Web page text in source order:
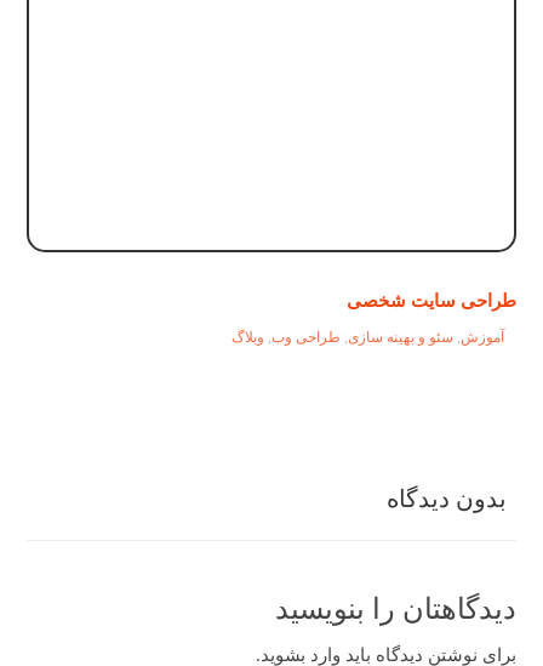
طراحی سایت شخصی
آموزش سئو و بهینه سازی طراحی وب وبلاگ
بدون دیدگاه
دیدگاهتان را بنویسید
برای نوشتن دیدگاه باید وارد بشوید.